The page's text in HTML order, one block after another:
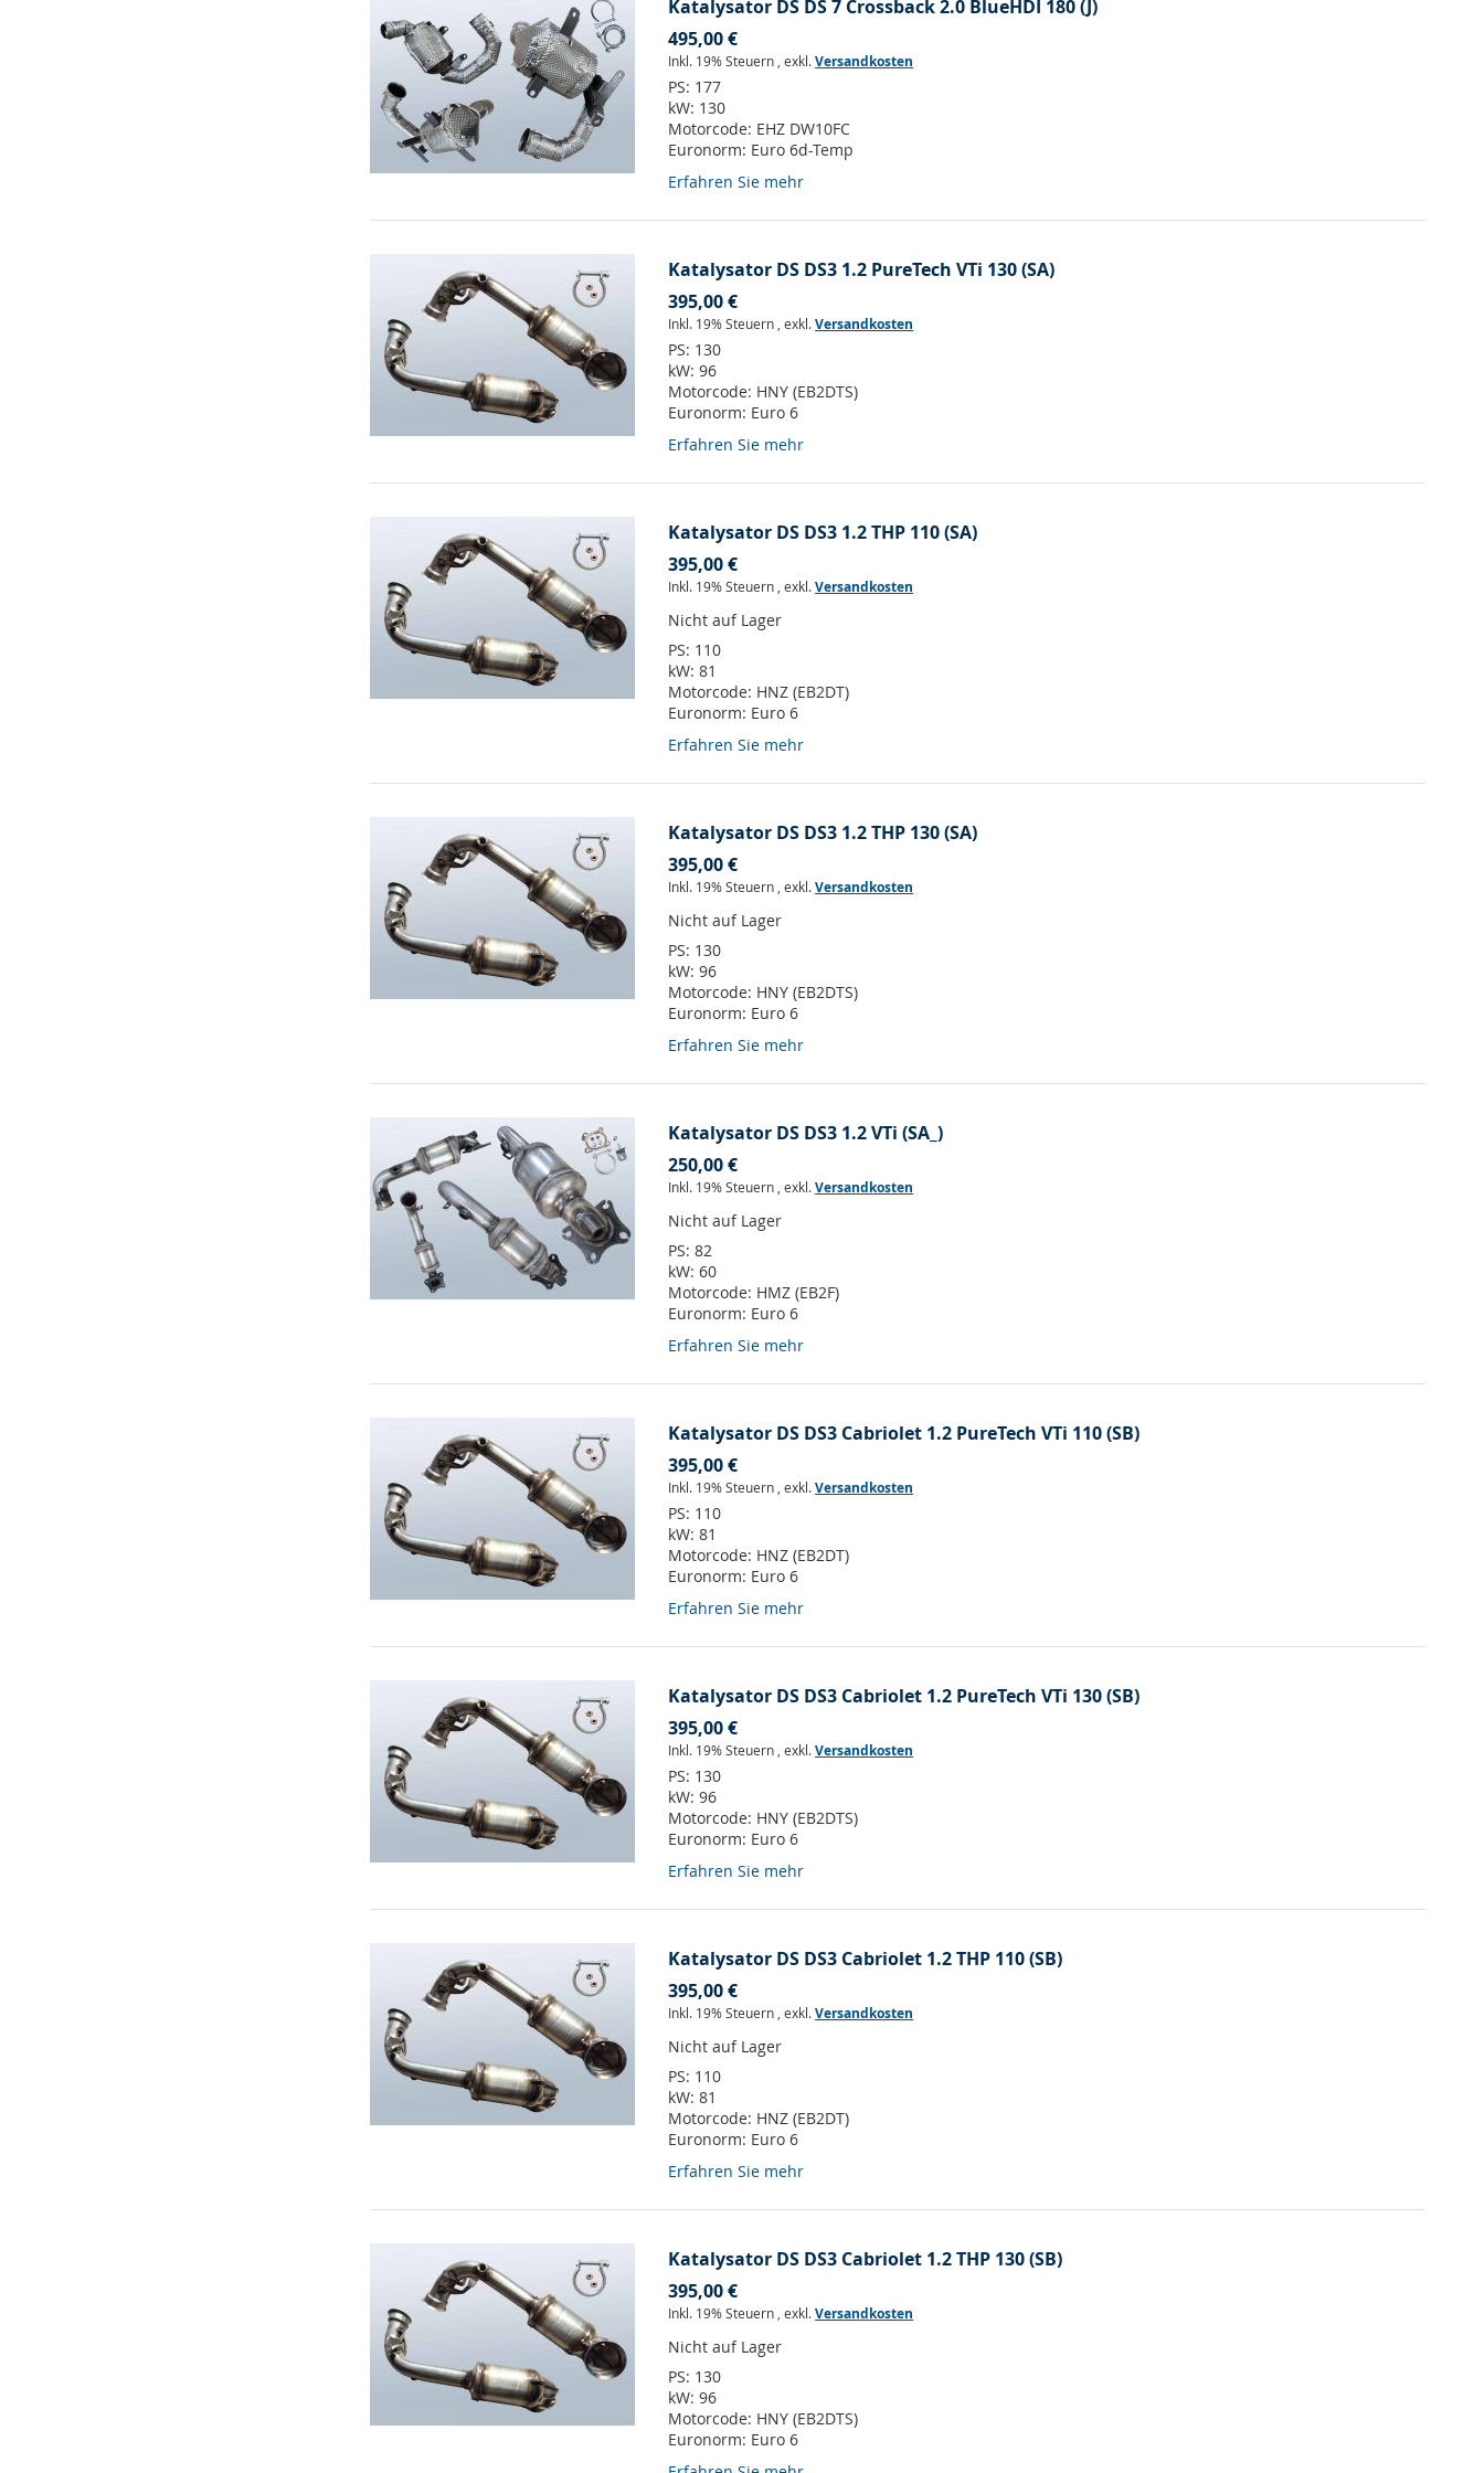
Katalysator DS DS 7 Crossback 2.0 BlueHDI 180 (J)
495,00 €
Inkl. 19% Steuern ,exkl.Versandkosten
PS: 177
kW: 130
Motorcode: EHZ DW10FC
Euronorm: Euro 6d-Temp
Erfahren Sie mehr
Katalysator DS DS3 1.2 PureTech VTi 130 (SA)
395,00 €
Inkl. 19% Steuern ,exkl.Versandkosten
PS: 130
kW:96
Motorcode: HNY (EB2DTS)
Euronorm: Euro 6
Erfahren Sie mehr
Katalysator DS DS3 1.2 THP 110 (SA)
395,00 €
Inkl. 19% Steuern ,exkl.Versandkosten
Nicht auf Lager
PS: 110
kW:81
Motorcode: HNZ (EB2DT)
Euronorm: Euro 6
Erfahren Sie mehr
Katalysator DS DS3 1.2 THP 130 (SA)
395,00 €
Inkl. 19% Steuern ,exkl.Versandkosten
Nicht auf Lager
PS: 130
kW:96
Motorcode: HNY (EB2DTS)
Euronorm: Euro 6
Erfahren Sie mehr
Katalysator DS DS3 1.2 VTi (SA_)
250,00 €
Inkl. 19% Steuern ,exkl.Versandkosten
Nicht auf Lager
PS:82
kW:60
Motorcode: HMZ (EB2F)
Euronorm: Euro 6
Erfahren Sie mehr
Katalysator DS DS3 Cabriolet 1.2 PureTech VTi 110 (SB)
395,00 €
Inkl. 19% Steuern ,exkl.Versandkosten
PS: 110
kW:81
Motorcode: HNZ (EB2DT)
Euronorm: Euro 6
Erfahren Sie mehr
Katalysator DS DS3 Cabriolet 1.2 PureTech VTi 130 (SB)
395,00 €
Inkl. 19% Steuern ,exkl.Versandkosten
PS: 130
kW:96
Motorcode: HNY (EB2DTS)
Euronorm: Euro 6
Erfahren Sie mehr
Katalysator DS DS3 Cabriolet 1.2 THP 110 (SB)
395,00 €
Inkl. 19% Steuern ,exkl.Versandkosten
Nicht auf Lager
PS: 110
kW:81
Motorcode: HNZ (EB2DT)
Euronorm: Euro 6
Erfahren Sie mehr
Katalysator DS DS3 Cabriolet 1.2 THP 130 (SB)
395,00 €
Inkl. 19% Steuern ,exkl.Versandkosten
Nicht auf Lager
PS: 130
kW:96
Motorcode: HNY (EB2DTS)
Euronorm: Euro 6